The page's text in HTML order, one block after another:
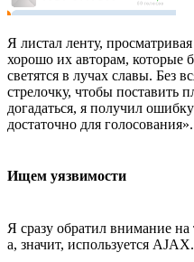
Я листал ленту,
хорошо их авторам, которые
светятся в лучах славы. Без
стрелочку, чтобы поставить
догадаться, я получил
достаточно для голосования».
Ищем уязвимости
Я сразу обратил внимание на
а, значит, используется AJAX.